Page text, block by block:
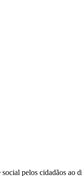
pelos cidadãos ao